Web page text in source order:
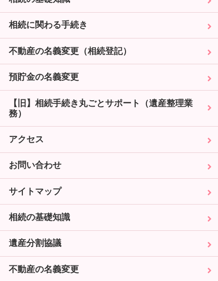
相続に関わる手続き
不動産の名義変更（相続登記）
預貯金の名義変更
【旧】相続手続き丸ごとサポート（遺産整理業
務）
アクセス
お問い合わせ
サイトマップ
相続の基礎知識
遺産分割協議
不動産の名義変更